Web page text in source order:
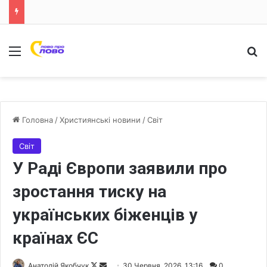
Меню
Головна /Християнські новини /Світ
Світ
У Раді Європи заявили про
зростання тиску на
українських біженців у
країнах ЄС